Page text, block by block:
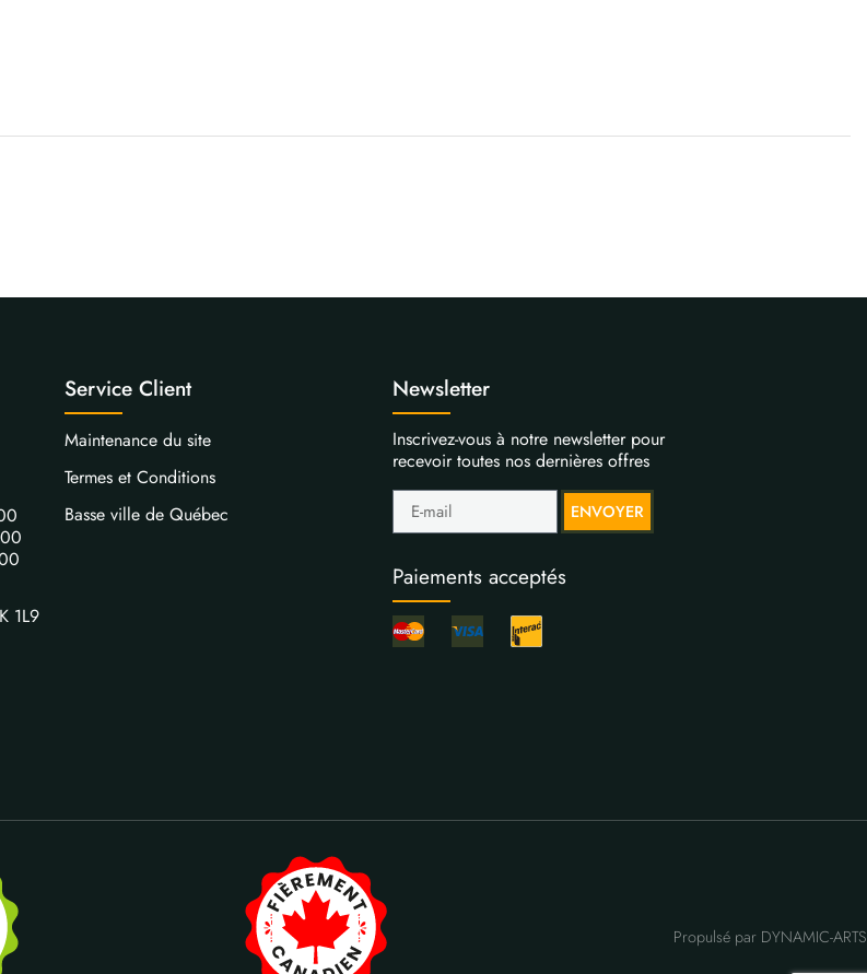
1L9
Service Client
Maintenance du site
Termes et Conditions
Basse ville de Québec
Newsletter
Inscrivez-vous à notre newsletter pour
recevoir toutes nos dernières offres
ENVOYER
Paiements acceptés
Propulsé par DYNAMIC-ARTS